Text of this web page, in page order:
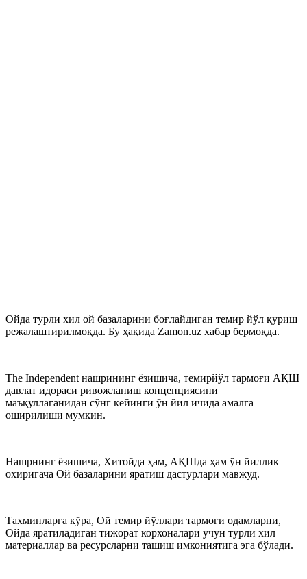
Ойда турли хил ой базаларини боғлайдиган темир йўл қуриш
режалаштирилмоқда. Бу ҳақида Zamon.uz хабар бермоқда.
The Independent нашрининг ёзишича, темирйўл тармоғи АҚШ
давлат идораси ривожланиш концепциясини
маъқуллаганидан сўнг кейинги ўн йил ичида амалга
оширилиши мумкин.
Нашрнинг ёзишича, Хитойда ҳам, АҚШда ҳам ўн йиллик
охиригача Ой базаларини яратиш дастурлари мавжуд.
Тахминларга кўра, Ой темир йўллари тармоғи одамларни,
Ойда яратиладиган тижорат корхоналари учун турли хил
материаллар ва ресурсларни ташиш имкониятига эга бўлади.